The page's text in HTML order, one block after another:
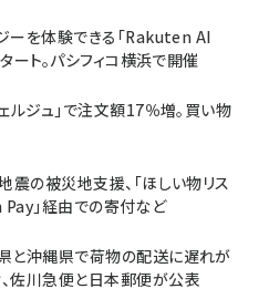
ーを体験できる「Rakuten AI
ト。パシフィコ横浜で開催
ルジュ」で注文額17％増。買い物
の被災地支援、「ほしい物リス
Pay」経由での寄付など
と沖縄県で荷物の配送に遅れが
佐川急便と日本郵便が公表